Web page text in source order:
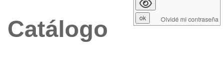
Catálogo Olvidé mi contraseña